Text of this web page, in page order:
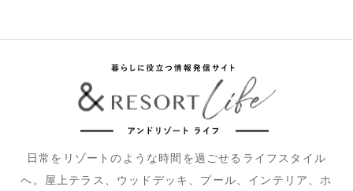
日常をリゾートのような時間を過ごせるライフスタイル
へ。屋上テラス、ウッドデッキ、プール、インテリア、ホ